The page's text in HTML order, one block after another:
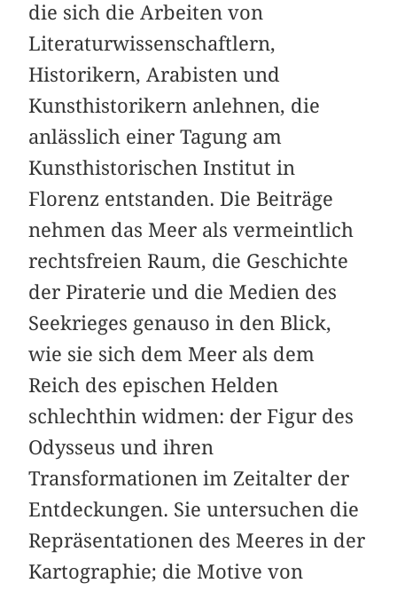
die sich die Arbeiten von
Literaturwissenschaftlern,
Historikern, Arabisten und
Kunsthistorikern anlehnen, die
anlässlich einer Tagung am
Kunsthistorischen Institut in
Florenz entstanden. Die Beiträge
nehmen das Meer als vermeintlich
rechtsfreien Raum, die Geschichte
der Piraterie und die Medien des
Seekrieges genauso in den Blick,
wie sie sich dem Meer als dem
Reich des epischen Helden
schlechthin widmen: der Figur des
Odysseus und ihren
Transformationen im Zeitalter der
Entdeckungen. Sie untersuchen die
Repräsentationen des Meeres in der
Kartographie; die Motive von